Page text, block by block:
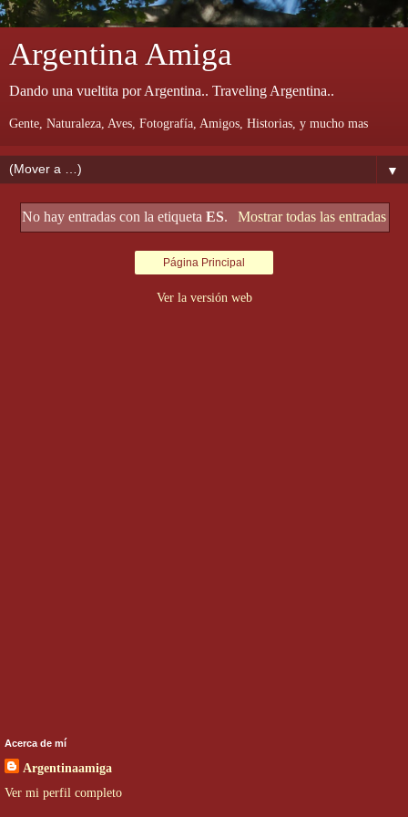
Argentina Amiga
Dando una vueltita por Argentina.. Traveling Argentina..
Gente, Naturaleza, Aves, Fotografía, Amigos, Historias, y mucho mas
▼
No hay entradas con la etiquetaES. Mostrar todas las entradas
Página Principal
Ver la versión web
Acerca de mí
Argentinaamiga
Ver mi perfil completo